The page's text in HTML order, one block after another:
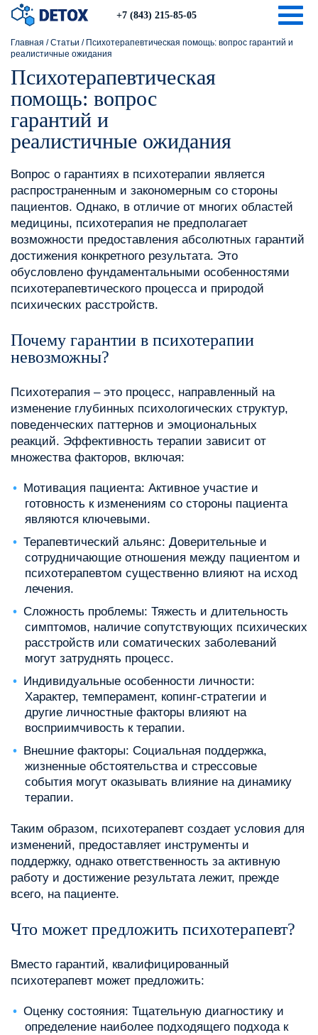
+7 (843) 215-85-05
Главная /Статьи / Психотерапевтическая помощь: вопрос гарантий и
реалистичные ожидания
Психотерапевтическая
помощь: вопрос
гарантий и
реалистичные ожидания
Вопрос о гарантиях в психотерапии является
распространенным и закономерным со стороны
пациентов. Однако, в отличие от многих областей
медицины, психотерапия не предполагает
возможности предоставления абсолютных гарантий
достижения конкретного результата. Это
обусловлено фундаментальными особенностями
психотерапевтического процесса и природой
психических расстройств.
Почему гарантии в психотерапии
невозможны?
Психотерапия – это процесс, направленный на
изменение глубинных психологических структур,
поведенческих паттернов и эмоциональных
реакций. Эффективность терапии зависит от
множества факторов, включая:
Мотивация пациента: Активное участие и
готовность к изменениям со стороны пациента
являются ключевыми.
Терапевтический альянс: Доверительные и
сотрудничающие отношения между пациентом и
психотерапевтом существенно влияют на исход
лечения.
Сложность проблемы: Тяжесть и длительность
симптомов, наличие сопутствующих психических
расстройств или соматических заболеваний
могут затруднять процесс.
Индивидуальные особенности личности:
Характер, темперамент, копинг-стратегии и
другие личностные факторы влияют на
восприимчивость к терапии.
Внешние факторы: Социальная поддержка,
жизненные обстоятельства и стрессовые
события могут оказывать влияние на динамику
терапии.
Таким образом, психотерапевт создает условия для
изменений, предоставляет инструменты и
поддержку, однако ответственность за активную
работу и достижение результата лежит, прежде
всего, на пациенте.
Что может предложить психотерапевт?
Вместо гарантий, квалифицированный
психотерапевт может предложить:
Оценку состояния: Тщательную диагностику и
определение наиболее подходящего подхода к